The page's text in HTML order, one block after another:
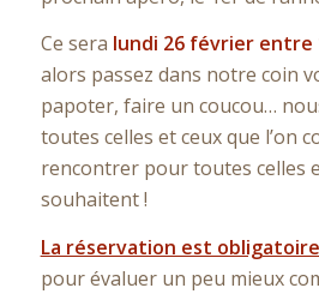
Ce sera lundi 26 février entre
alors passez dans notre coin
papoter, faire un coucou…
toutes celles et ceux que l’on
rencontrer pour toutes celles
souhaitent !
La réservation est
pour évaluer un peu mieux